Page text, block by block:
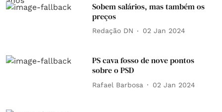
Sobem salários, mas também os
preços
Redação DN 02 Jan 2024
PS cava fosso de nove pontos
sobre o PSD
Rafael Barbosa 02 Jan 2024